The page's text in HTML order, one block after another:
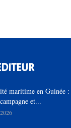
maritime en Guinée
et...